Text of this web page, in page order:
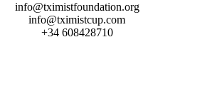
info@tximistfoundation.org
info@tximistcup.com
+34 608428710